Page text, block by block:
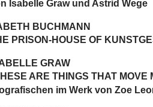
Isabelle Graw und Astrid Wege
BUCHMANN
PRISON-HOUSE OF
GRAW
ARE THINGS THAT MOVE
im Werk von Zoe